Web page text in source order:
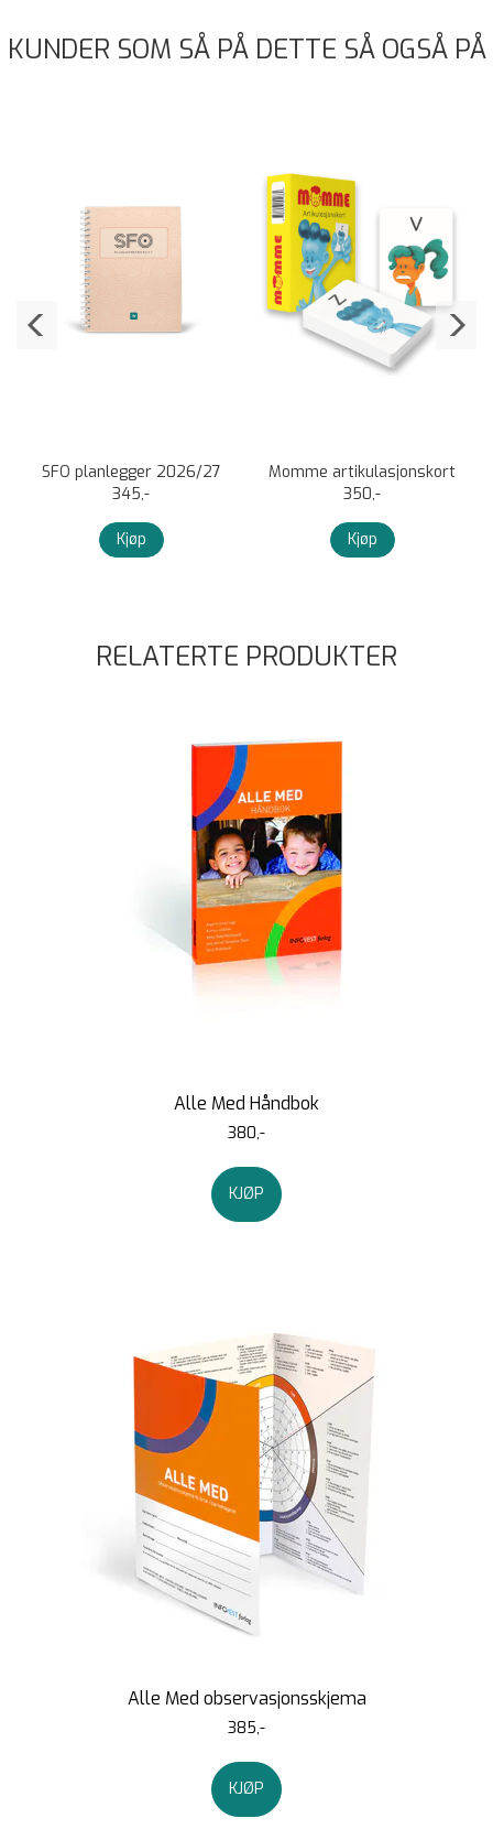
KUNDER SOM SÅ PÅ DETTE SÅ OGSÅ PÅ
SFO planlegger 2026/27
345,-
Kjøp
Momme artikulasjonskort
350,-
Kjøp
RELATERTE PRODUKTER
Alle Med Håndbok
380,-
KJØP
Alle Med observasjonsskjema
385,-
KJØP